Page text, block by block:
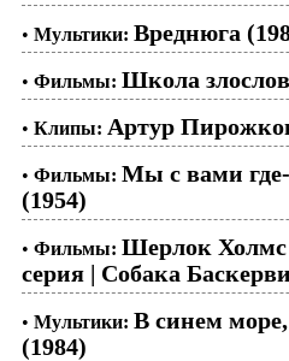
• Мультики: Вреднюга
• Фильмы: Школа
• Клипы: Артур
• Фильмы: Мы с вами где-
(1954)
• Фильмы: Шерлок Холмс
серия | Собака
• Мультики: В синем
(1984)